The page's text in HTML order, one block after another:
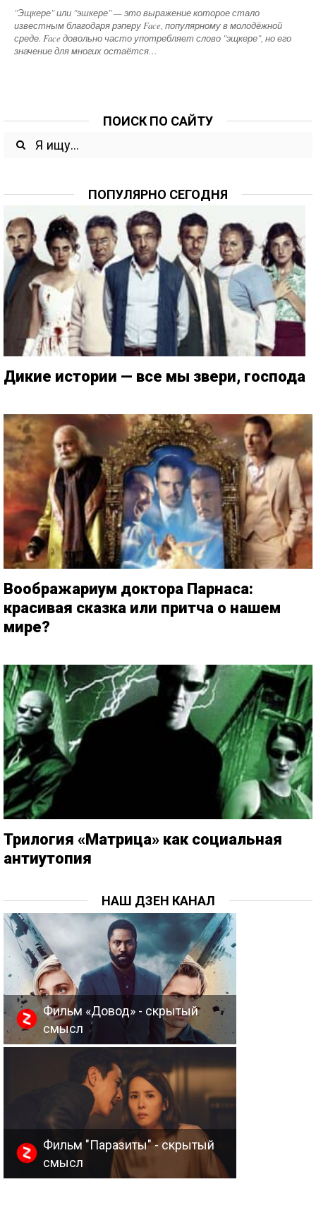
ПОИСК ПО САЙТУ
ПОПУЛЯРНО СЕГОДНЯ
Дикие истории — все мы звери, господа
Воображариум доктора Парнаса:
красивая сказка или притча о нашем
мире?
Трилогия «Матрица» как социальная
антиутопия
НАШ ДЗЕН КАНАЛ
Фильм «Довод» - скрытый
смысл
Фильм "Паразиты" - скрытый
смысл
"Эщкере" или "эшкере" — это выражение которое стало
известным благодаря рэперу Face, популярному в молодёжной
среде. Face довольно часто употребляет слово "эщкере", но его
значение для многих остаётся…